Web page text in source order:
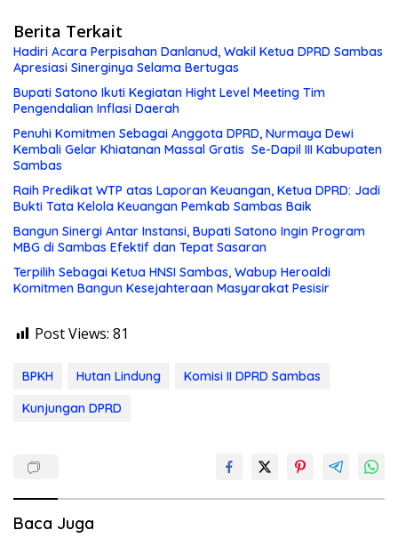
Berita Terkait
Hadiri Acara Perpisahan Danlanud, Wakil Ketua DPRD Sambas
Apresiasi Sinerginya Selama Bertugas
Bupati Satono Ikuti Kegiatan Hight Level Meeting Tim
Pengendalian Inflasi Daerah
Penuhi Komitmen Sebagai Anggota DPRD, Nurmaya Dewi
Kembali Gelar Khiatanan Massal Gratis Se-Dapil III Kabupaten
Sambas
Raih Predikat WTP atas Laporan Keuangan, Ketua DPRD: Jadi
Bukti Tata Kelola Keuangan Pemkab Sambas Baik
Bangun Sinergi Antar Instansi, Bupati Satono Ingin Program
MBG di Sambas Efektif dan Tepat Sasaran
Terpilih Sebagai Ketua HNSI Sambas, Wabup Heroaldi
Komitmen Bangun Kesejahteraan Masyarakat Pesisir
Post Views: 81
BPKH Hutan Lindung
Komisi II DPRD Sambas
Kunjungan DPRD
Baca Juga